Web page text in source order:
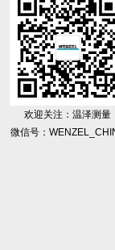
欢迎关注：温泽测量
微信号：